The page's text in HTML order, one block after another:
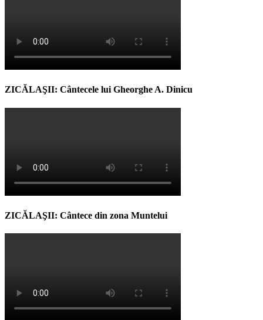
ZICĂLAŞII: Cântecele lui Gheorghe A. Dinicu
ZICĂLAŞII: Cântece din zona Muntelui